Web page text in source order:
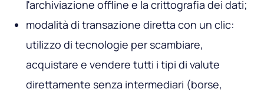
l'archiviazione offline e la crittografia dei dati;
modalità di transazione diretta con un clic:
utilizzo di tecnologie per scambiare,
acquistare e vendere tutti i tipi di valute
direttamente senza intermediari (borse,